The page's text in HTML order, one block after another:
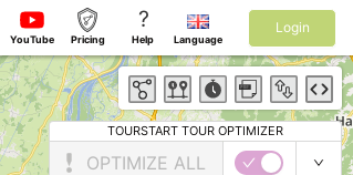
YouTube Pricing
?
Help Language
Login
TOURSTART TOUR OPTIMIZER
OPTIMIZE ALL